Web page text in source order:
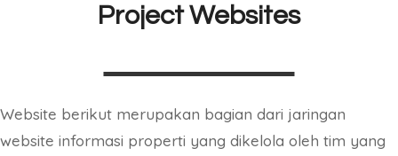
Project Websites
Website berikut merupakan bagian dari jaringan
website informasi properti yang dikelola oleh tim yang